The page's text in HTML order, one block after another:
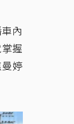
內
握
婷